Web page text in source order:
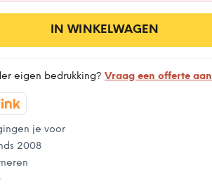
IN WINKELWAGEN
eigen bedrukking? Vraag een offerte aan
je voor
2008